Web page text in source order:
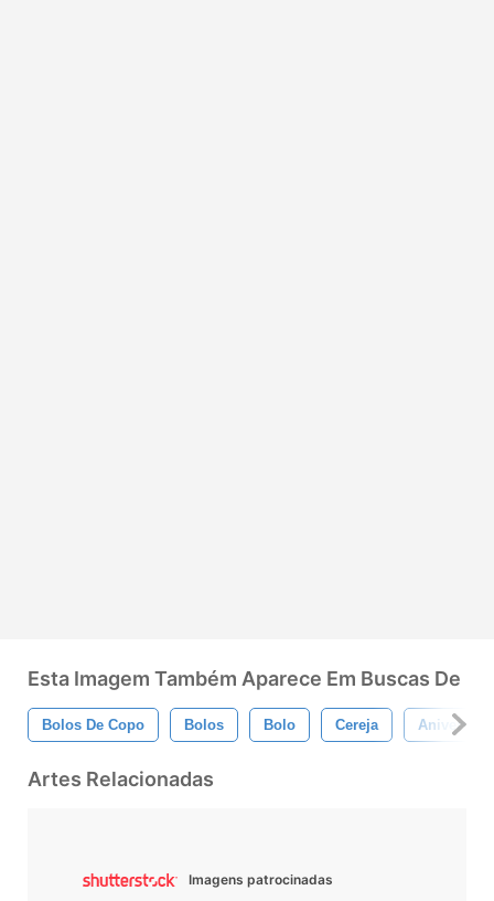
Esta Imagem Também Aparece Em Buscas De
Bolos De Copo Bolos Bolo Cereja
Artes Relacionadas
Imagens patrocinadas